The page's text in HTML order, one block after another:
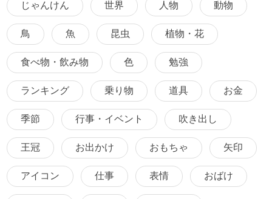
じゃんけん 世界 人物 動物
鳥 魚 昆虫 植物・花
食べ物・飲み物 色 勉強
ランキング 乗り物 道具 お金
季節 行事・イベント 吹き出し
王冠 お出かけ おもちゃ 矢印
アイコン 仕事 表情 おばけ